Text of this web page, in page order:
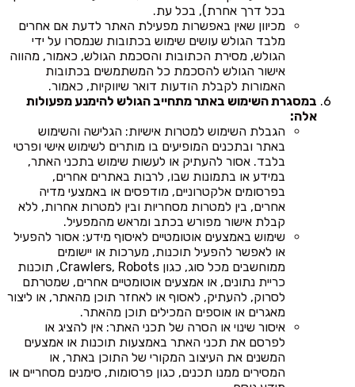
בכל דרך אחרת), בכל עת.
מכיוון שאין באפשרות מפעילת האתר לדעת אם אחרים
מלבד הגולש עושים שימוש בכתובות שנמסרו על ידי
הגולש, מסירת הכתובות והסכמת הגולש, כאמור, מהווה
אישור הגולש להסכמת כל המשתמשים בכתובות
האמורות לקבלת הודעות דואר שיווקיות, כאמור.
במסגרת השימוש באתר מתחייב הגולש להימנע מפעולות
אלה:
הגבלת השימוש למטרות אישיות: הגלישה והשימוש
באתר ובתכנים המופיעים בו מותרים לשימוש אישי ופרטי
בלבד. אסור להעתיק או לעשות שימוש בתכני האתר,
במידע או בתמונות שבו, לרבות באתרים אחרים,
בפרסומים אלקטרוניים, מודפסים או באמצעי מדיה
אחרים, בין למטרות מסחריות ובין למטרות אחרות, ללא
קבלת אישור מפורש בכתב ומראש מהמפעיל.
שימוש באמצעים אוטומטיים לאיסוף מידע: אסור להפעיל
או לאפשר להפעיל תוכנות, מערכות או יישומים
ממוחשבים מכל סוג, כגון Crawlers, Robots, תוכנות
כריית נתונים, או אמצעים אוטומטיים אחרים, שמטרתם
לסרוק, להעתיק, לאסוף או לאחזר תוכן מהאתר, או ליצור
מאגרים או אוספים המכילים תוכן מהאתר.
איסור שינוי או הסרה של תכני האתר: אין להציג או
לפרסם את תכני האתר באמצעות תוכנות או אמצעים
המשנים את העיצוב המקורי של התוכן באתר, או
המסירים ממנו תכנים, כגון פרסומות, סימנים מסחריים או